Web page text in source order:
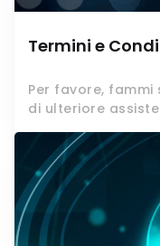
Termini e
Per favore, fammi
di ulteriore